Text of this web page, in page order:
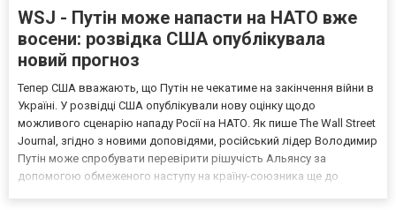
WSJ - Путін може напасти на НАТО вже
восени: розвідка США опублікувала
новий прогноз
Тепер США вважають, що Путін не чекатиме на закінчення війни в
Україні. У розвідці США опублікували нову оцінку щодо
можливого сценарію нападу Росії на НАТО. Як пише The Wall Street
Journal, згідно з новими доповідями, російський лідер Володимир
Путін може спробувати перевірити рішучість Альянсу за
допомогою обмеженого наступу на країну-союзника ще до